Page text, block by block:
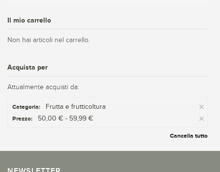
Il mio carrello
Non hai articoli nel carrello.
Acquista per
Attualmente acquisti da:
Categoria: Frutta e frutticoltura
Prezzo: 50,00 € - 59,99 €
Cancella tutto